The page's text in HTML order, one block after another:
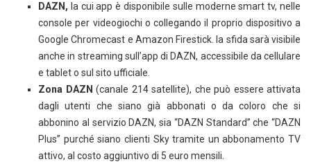
DAZN, la cui app è disponibile sulle moderne smart tv, nelle
console per videogiochi o collegando il proprio dispositivo a
Google Chromecast e Amazon Firestick. la sfida sarà visibile
anche in streaming sull’app di DAZN, accessibile da cellulare
e tablet o sul sito ufficiale.
Zona DAZN (canale 214 satellite), che può essere attivata
dagli utenti che siano già abbonati o da coloro che si
abbonino al servizio DAZN, sia “DAZN Standard” che “DAZN
Plus” purché siano clienti Sky tramite un abbonamento TV
attivo, al costo aggiuntivo di 5 euro mensili.